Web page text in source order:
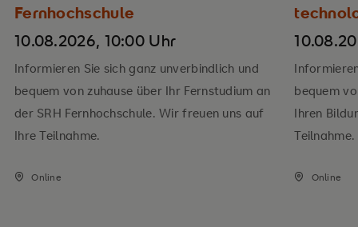
Fernhochschule
10.08.2026, 10:00 Uhr
Informieren Sie sich ganz unverbindlich und
bequem von zuhause über Ihr Fernstudium an
der SRH Fernhochschule. Wir freuen uns auf
Ihre Teilnahme.
Online
bequem
Ihren
Teilnahme.
Online